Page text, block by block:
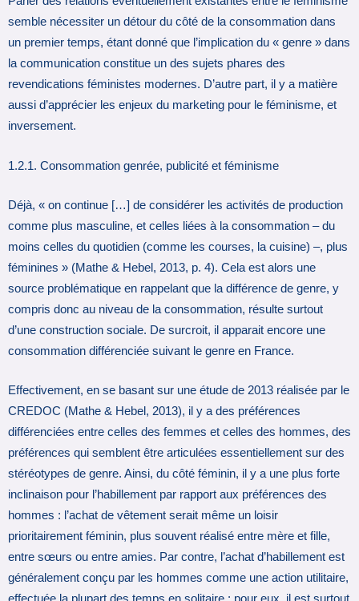
semble nécessiter un détour du côté de la consommation dans
un premier temps, étant donné que l’implication du « genre » dans
la communication constitue un des sujets phares des
revendications féministes modernes. D’autre part, il y a matière
aussi d’apprécier les enjeux du marketing pour le féminisme, et
inversement.
1.2.1. Consommation genrée, publicité et féminisme
Déjà, « on continue […] de considérer les activités de production
comme plus masculine, et celles liées à la consommation – du
moins celles du quotidien (comme les courses, la cuisine) –, plus
féminines » (Mathe & Hebel, 2013, p. 4). Cela est alors une
source problématique en rappelant que la différence de genre, y
compris donc au niveau de la consommation, résulte surtout
d’une construction sociale. De surcroit, il apparait encore une
consommation différenciée suivant le genre en France.
Effectivement, en se basant sur une étude de 2013 réalisée par le
CREDOC (Mathe & Hebel, 2013), il y a des préférences
différenciées entre celles des femmes et celles des hommes, des
préférences qui semblent être articulées essentiellement sur des
stéréotypes de genre. Ainsi, du côté féminin, il y a une plus forte
inclinaison pour l’habillement par rapport aux préférences des
hommes : l’achat de vêtement serait même un loisir
prioritairement féminin, plus souvent réalisé entre mère et fille,
entre sœurs ou entre amies. Par contre, l’achat d’habillement est
généralement conçu par les hommes comme une action utilitaire,